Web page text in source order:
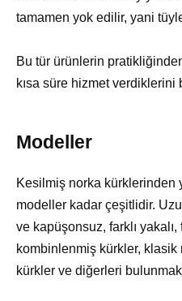
tamamen yok edilir, yani
Bu tür ürünlerin
kısa süre hizmet verdiklerini
Modeller
Kesilmiş norka kürklerinden
modeller kadar çeşitlidir.
ve kapüşonsuz, farklı
kombinlenmiş kürkler,
kürkler ve diğerleri